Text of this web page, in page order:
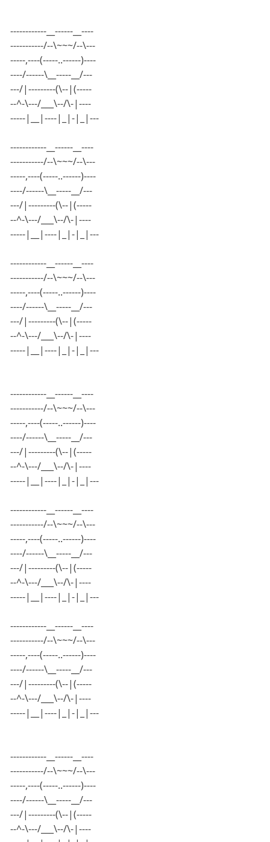
------------__------__----
-----------/--\~~~/--\---
-----,----(-----..------)----
----/------\__-----__/---
---/|---------(\--|(-----
--^-\---/___\--/\-|----
-----|__|----|_|-|_|---
------------__------__----
-----------/--\~~~/--\---
-----,----(-----..------)----
----/------\__-----__/---
---/|---------(\--|(-----
--^-\---/___\--/\-|----
-----|__|----|_|-|_|---
------------__------__----
-----------/--\~~~/--\---
-----,----(-----..------)----
----/------\__-----__/---
---/|---------(\--|(-----
--^-\---/___\--/\-|----
-----|__|----|_|-|_|---
------------__------__----
-----------/--\~~~/--\---
-----,----(-----..------)----
----/------\__-----__/---
---/|---------(\--|(-----
--^-\---/___\--/\-|----
-----|__|----|_|-|_|---
------------__------__----
-----------/--\~~~/--\---
-----,----(-----..------)----
----/------\__-----__/---
---/|---------(\--|(-----
--^-\---/___\--/\-|----
-----|__|----|_|-|_|---
------------__------__----
-----------/--\~~~/--\---
-----,----(-----..------)----
----/------\__-----__/---
---/|---------(\--|(-----
--^-\---/___\--/\-|----
-----|__|----|_|-|_|---
------------__------__----
-----------/--\~~~/--\---
-----,----(-----..------)----
----/------\__-----__/---
---/|---------(\--|(-----
--^-\---/___\--/\-|----